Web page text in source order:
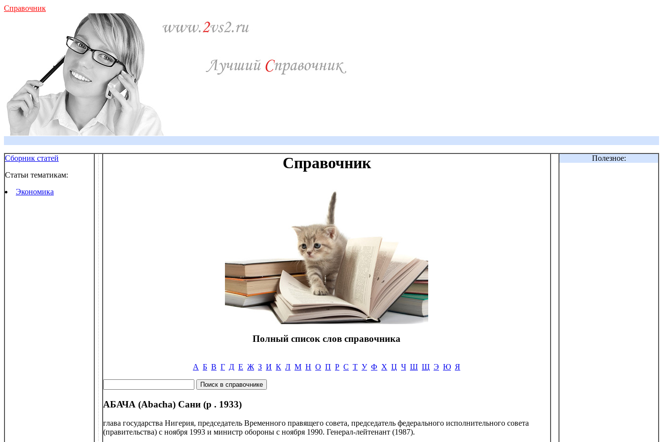
Справочник
Сборник статей
Статьи тематикам:
Экономика
Справочник
Полный список слов справочника
А Б В Г Д Е Ж З И К Л М Н О П Р С Т У Ф Х Ц Ч Ш Щ Э Ю Я
АБАЧА (Abacha) Сани (р . 1933)
глава государства Нигерия, председатель Временного правящего совета, председатель федерального исполнительного совета
(правительства) с ноября 1993 и министр обороны с ноября 1990. Генерал-лейтенант (1987).
Полезное: